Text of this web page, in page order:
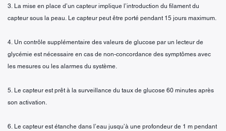
3. La mise en place d’un capteur implique l’introduction du filament du
capteur sous la peau. Le capteur peut être porté pendant 15 jours maximum.
4. Un contrôle supplémentaire des valeurs de glucose par un lecteur de
glycémie est nécessaire en cas de non-concordance des symptômes avec
les mesures ou les alarmes du système.
5. Le capteur est prêt à la surveillance du taux de glucose 60 minutes après
son activation.
6. Le capteur est étanche dans l’eau jusqu’à une profondeur de 1 m pendant